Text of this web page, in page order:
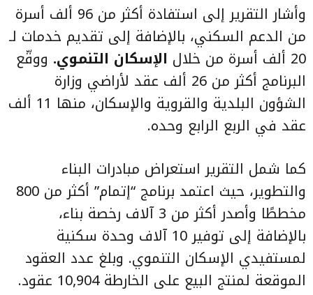
وأشار التقرير إلى استفادة أكثر من 96 ألف أسرة
من الدعم السكني، بالإضافة إلى تقديم خدمات لـ
20 ألف أسرة من خلال
الإسكان التنموي. ووقّع
البرنامج أكثر من 26 ألف عقد لأراضي وزارة
الشؤون البلدية والقروية والإسكان، منها 11 ألف
عقد في الربع الرابع وحده.
كما شمل التقرير استعراض مبادرات البناء
والتطوير، حيث اعتمد برنامج “إتمام” أكثر من 800
مخططًا وأصدر أكثر من 3 آلاف رخصة بناء،
بالإضافة إلى توفير 10 آلاف وحدة سكنية
لمستفيدي الإسكان التنموي. وبلغ عدد العقود
الموقعة لمنتج البيع على الخارطة 10,904 عقود.